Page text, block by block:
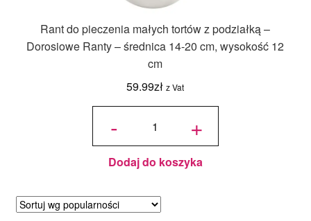
Rant do pieczenia małych tortów z podziałką –
Dorosiowe Ranty – średnica 14-20 cm, wysokość 12
cm
59.99zł z Vat
-
ilość Rant
małych
tortów z
podziałką
-
Dorosiowe
średnica
14-20 cm,
wysokość
+
Dodaj do koszyka